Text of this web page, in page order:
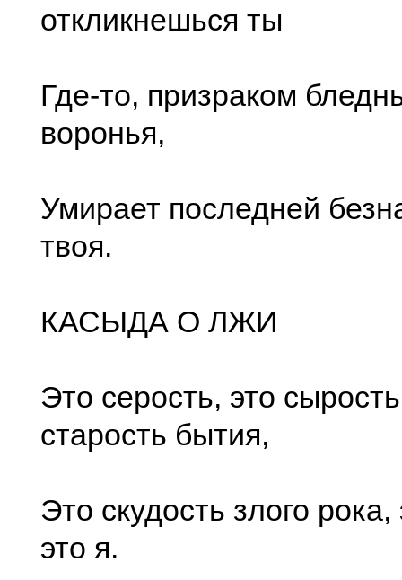
откликнешься ты
Где-то, призраком
воронья,
Умирает последней
твоя.
КАСЫДА О ЛЖИ
Это серость, это
старость бытия,
Это скудость злого рока,
это я.